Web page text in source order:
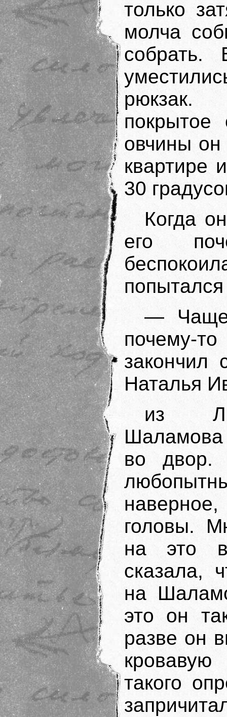
только
молча
собрать.
рюкзак.
овчины
квартире
30
Когда
его
— Чаще
почему-
закончил
Наталья
из
Шаламова
во
головы.
на это
сказала,
на
это он
разве он
такого